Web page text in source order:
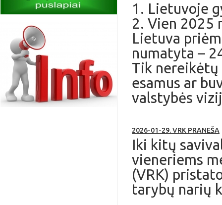
1. Lietuvoje
2. Vien 2025
Lietuva
numatyta –
Tik nereikėtų
esamus ar
valstybės
2026-01-29. VRK PRANEŠA
Iki kitų
vieneriems
(VRK)
tarybų narių